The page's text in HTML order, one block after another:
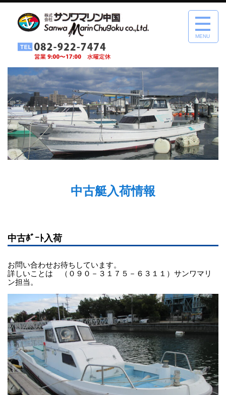
MENU
中古艇入荷情報
中古ﾎﾞｰﾄ入荷
お問い合わせお待ちしています。
詳しいことは （０９０－３１７５－６３１１）サンワマリ
ン担当。